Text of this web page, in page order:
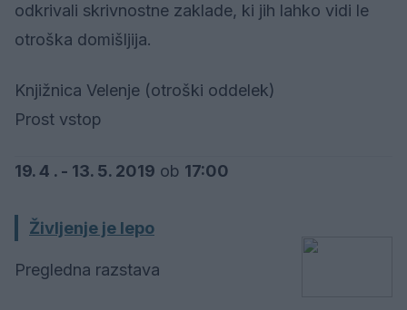
odkrivali skrivnostne zaklade, ki jih lahko vidi le
otroška domišljija.
Knjižnica Velenje (otroški oddelek)
Prost vstop
19. 4 . - 13. 5. 2019 ob 17:00
Življenje je lepo
Pregledna razstava